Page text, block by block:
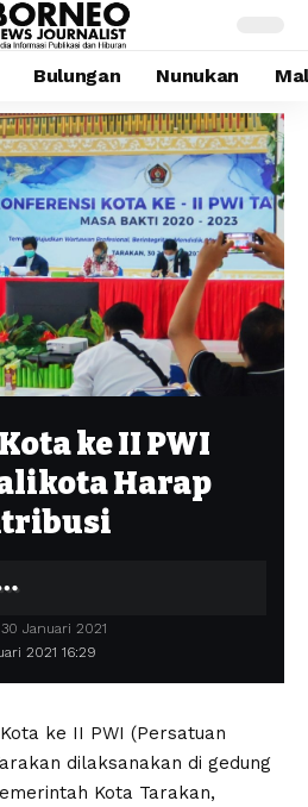
Bulungan Nunukan
ke II PWI
Harap
2021 16:29
Januari 2021
ke II PWI (Persatuan
dilaksanakan di gedung
Kota Tarakan,